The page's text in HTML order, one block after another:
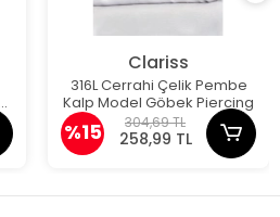
Clariss
316L Cerrahi Çelik Pembe
Kalp Model Göbek Piercing
%15 304,69 TL
258,99 TL